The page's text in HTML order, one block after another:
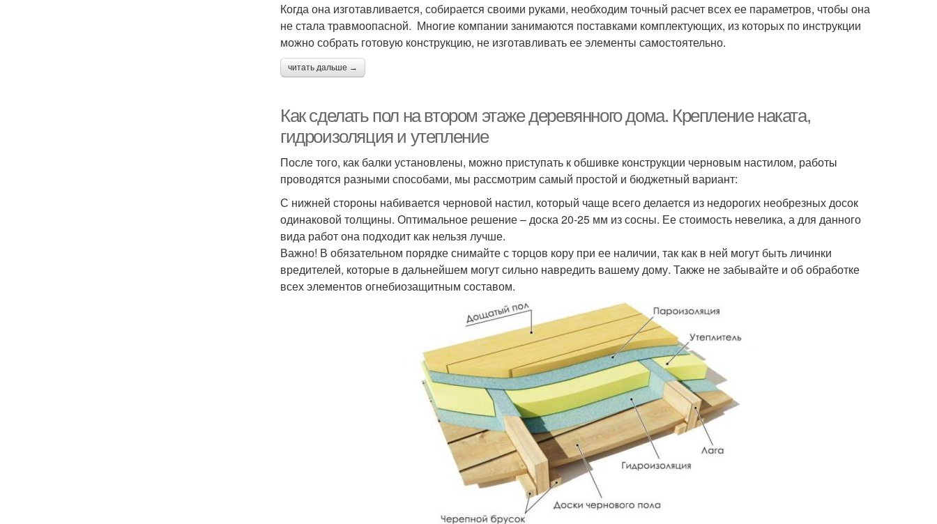
Когда она изготавливается, собирается своими руками, необходим точный расчет всех ее параметров, чтобы она
не стала травмоопасной. Многие компании занимаются поставками комплектующих, из которых по инструкции
можно собрать готовую конструкцию, не изготавливать ее элементы самостоятельно.
читать дальше →
Как сделать пол на втором этаже деревянного дома. Крепление наката,
гидроизоляция и утепление
После того, как балки установлены, можно приступать к обшивке конструкции черновым настилом, работы
проводятся разными способами, мы рассмотрим самый простой и бюджетный вариант:
С нижней стороны набивается черновой настил, который чаще всего делается из недорогих необрезных досок
одинаковой толщины. Оптимальное решение – доска 20-25 мм из сосны. Ее стоимость невелика, а для данного
вида работ она подходит как нельзя лучше.
Важно! В обязательном порядке снимайте с торцов кору при ее наличии, так как в ней могут быть личинки
вредителей, которые в дальнейшем могут сильно навредить вашему дому. Также не забывайте и об обработке
всех элементов огнебиозащитным составом.